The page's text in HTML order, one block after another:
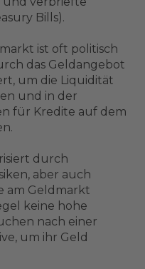
Bills).
ist oft politisch
das Geldangebot
um die Liquidität
und in der
für Kredite auf dem
durch
aber auch
am Geldmarkt
keine hohe
nach einer
um ihr Geld